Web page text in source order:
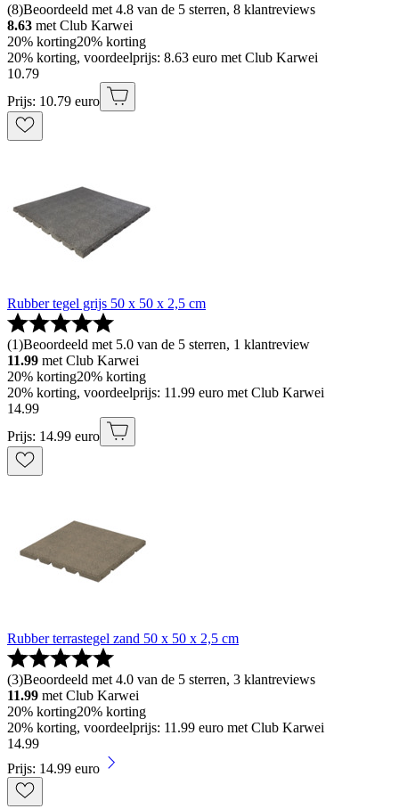
(8)Beoordeeld met 4.8 van de 5 sterren, 8 klantreviews
8.63 met Club Karwei
20% korting20% korting
20% korting, voordeelprijs: 8.63 euro met Club Karwei
10.79
Prijs: 10.79 euro
Rubber tegel grijs 50 x 50 x 2,5 cm
(1)Beoordeeld met 5.0 van de 5 sterren, 1 klantreview
11.99 met Club Karwei
20% korting20% korting
20% korting, voordeelprijs: 11.99 euro met Club Karwei
14.99
Prijs: 14.99 euro
Rubber terrastegel zand 50 x 50 x 2,5 cm
(3)Beoordeeld met 4.0 van de 5 sterren, 3 klantreviews
11.99 met Club Karwei
20% korting20% korting
20% korting, voordeelprijs: 11.99 euro met Club Karwei
14.99
Prijs: 14.99 euro